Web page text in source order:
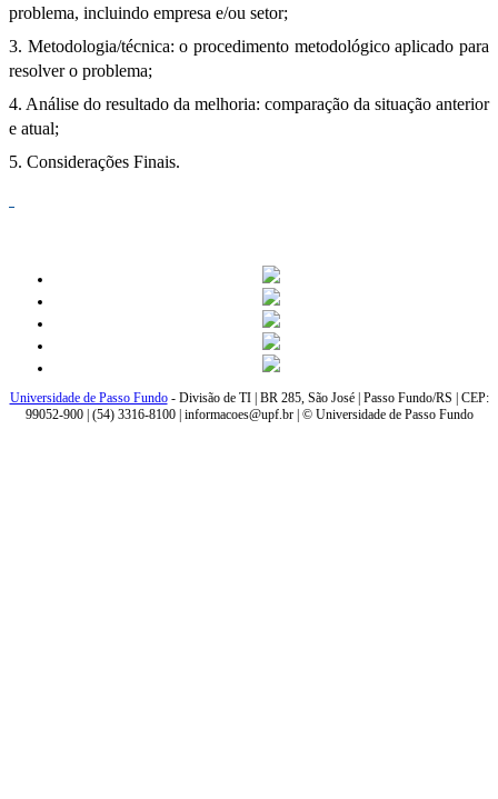
problema, incluindo empresa e/ou setor;
3. Metodologia/técnica: o procedimento metodológico aplicado para
resolver o problema;
4. Análise do resultado da melhoria: comparação da situação anterior
e atual;
5. Considerações Finais.
Universidade de Passo Fundo- Divisão de TI | BR 285, São José | Passo Fundo/RS | CEP:
99052-900 | (54) 3316-8100 | informacoes@upf.br | © Universidade de Passo Fundo